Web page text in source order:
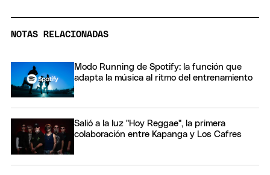
NOTAS RELACIONADAS
Modo Running de Spotify: la función que
adapta la música al ritmo del entrenamiento
Salió a la luz "Hoy Reggae", la primera
colaboración entre Kapanga y Los Cafres